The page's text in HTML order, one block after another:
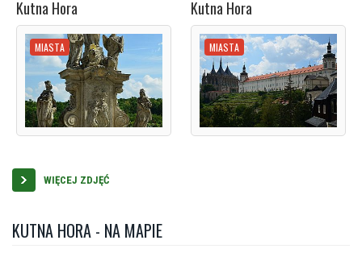
Kutna Hora
MIASTA
Kutna Hora
MIASTA
WIĘCEJ ZDJĘĆ
KUTNA HORA - NA MAPIE